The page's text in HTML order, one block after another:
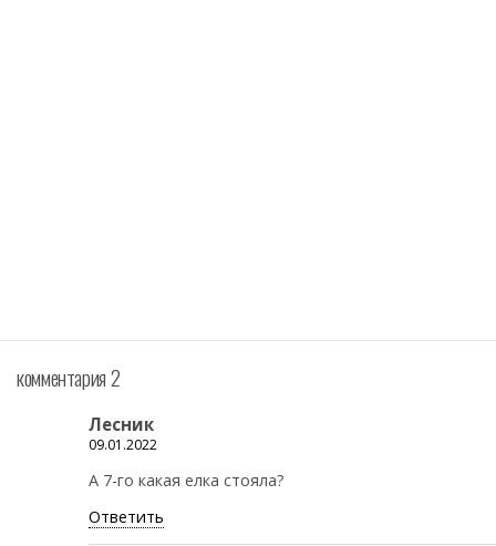
комментария 2
Лесник
09.01.2022
А 7-го какая елка стояла?
Ответить